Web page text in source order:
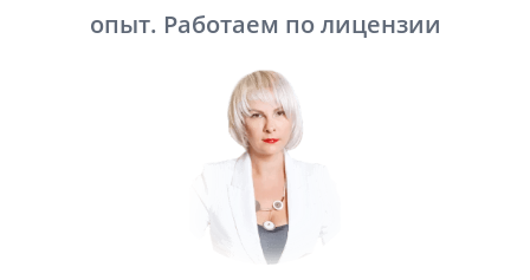
опыт. Работаем по лицензии